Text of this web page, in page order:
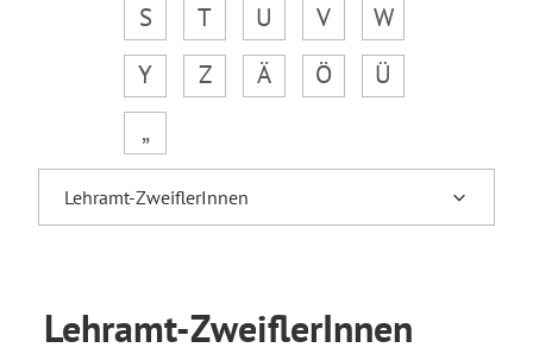
S
T U V
W
Y
Z Ä Ö
Ü
„
Lehramt-ZweiflerInnen